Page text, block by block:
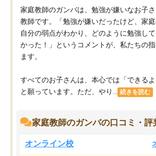
家庭教師のガンバは、勉強が嫌いなお子
教師です。「勉強が嫌いだったけど、家
自分の弱点がわかり、どのように勉強し
かった！」というコメントが、私たちの
ます。
すべてのお子さんは、本心では「できるよ
と願っています。ただ、やり...
続きを読む
家庭教師のガンバの口コミ・評
オンライン校